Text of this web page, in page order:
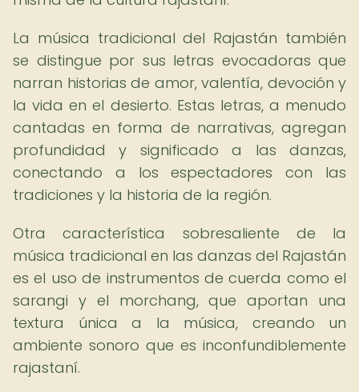
La música tradicional del Rajastán también
se distingue por sus letras evocadoras que
narran historias de amor, valentía, devoción y
la vida en el desierto. Estas letras, a menudo
cantadas en forma de narrativas, agregan
profundidad y significado a las danzas,
conectando a los espectadores con las
tradiciones y la historia de la región.
Otra característica sobresaliente de la
música tradicional en las danzas del Rajastán
es el uso de instrumentos de cuerda como el
sarangi y el morchang, que aportan una
textura única a la música, creando un
ambiente sonoro que es inconfundiblemente
rajastaní.